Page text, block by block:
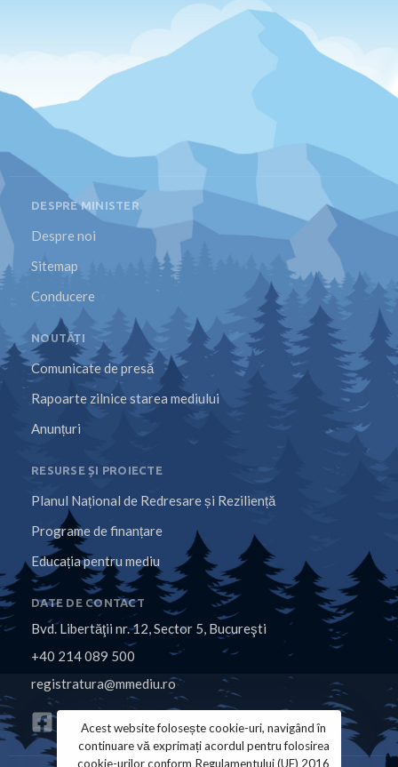
DESPRE MINISTER
Despre noi
Sitemap
Conducere
NOUTĂȚI
Comunicate de presă
Rapoarte zilnice starea mediului
Anunțuri
RESURSE ȘI PROIECTE
Planul Național de Redresare și Reziliență
Programe de finanțare
Educația pentru mediu
DATE DE CONTACT
Bvd. Libertăţii nr. 12, Sector 5, Bucureşti
+40 214 089 500
registratura@mmediu.ro
Acest website folosește cookie-uri, navigând în
continuare vă exprimați acordul pentru folosirea
cookie-urilor conform Regulamentului (UE) 2016